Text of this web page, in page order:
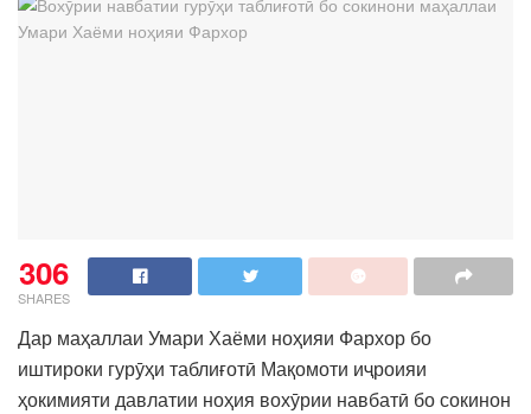
306
SHARES
Дар маҳаллаи Умари Хаёми ноҳияи Фархор бо
иштироки гурӯҳи таблиғотӣ Мақомоти иҷроияи
ҳокимияти давлатии ноҳия вохӯрии навбатӣ бо сокинон